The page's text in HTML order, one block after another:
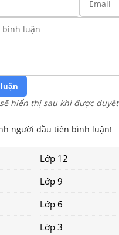
hiển thị sau khi được duyệt
người đầu tiên bình luận!
Lớp 12
Lớp 9
Lớp 6
Lớp 3